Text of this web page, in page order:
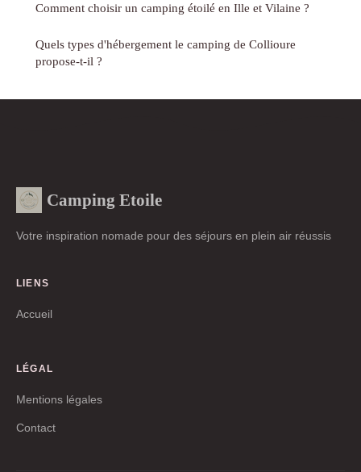
Comment choisir un camping étoilé en Ille et Vilaine ?
Quels types d'hébergement le camping de Collioure
propose-t-il ?
Camping Etoile
Votre inspiration nomade pour des séjours en plein air réussis
LIENS
Accueil
LÉGAL
Mentions légales
Contact